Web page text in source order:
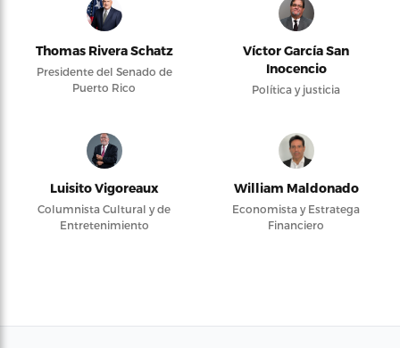
Thomas Rivera Schatz
Presidente del Senado de
Puerto Rico
Víctor García San
Inocencio
Política y justicia
Luisito Vigoreaux
Columnista Cultural y de
Entretenimiento
William Maldonado
Economista y Estratega
Financiero